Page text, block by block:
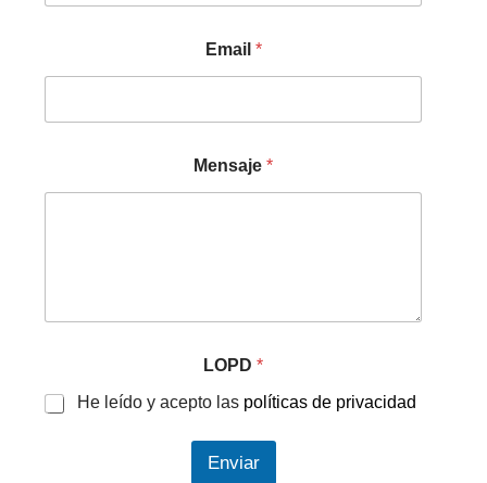
Email *
Mensaje*
LOPD*
He leído y acepto las políticas de privacidad
Enviar